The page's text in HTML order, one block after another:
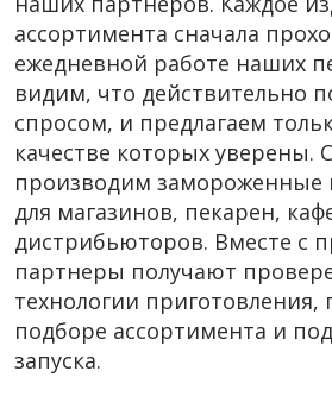
ассортимента сначала
ежедневной работе наших
видим, что действительно
спросом, и предлагаем
качестве которых уверены.
производим замороженные
для магазинов, пекарен,
дистрибьюторов. Вместе с
партнеры получают
технологии
подборе ассортимента и
запуска.